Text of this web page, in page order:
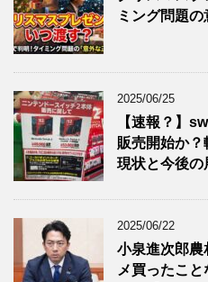
ミング問題の
2025/06/25
【速報？】
販売開始か
現状と今後の
2025/06/22
小泉進次郎農
メ買ったこ